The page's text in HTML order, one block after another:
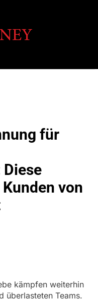
für
von
kämpfen weiterhin
überlasteten Teams.